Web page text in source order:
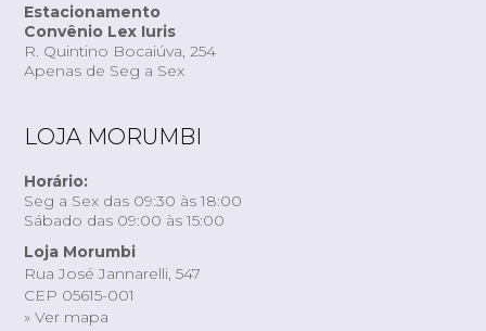
Estacionamento
Convênio Lex Iuris
R. Quintino Bocaiúva, 254
Apenas de Seg a Sex
LOJA MORUMBI
Horário:
Seg a Sex das 09:30 às 18:00
Sábado das 09:00 às 15:00
Loja Morumbi
Rua José Jannarelli, 547
CEP 05615-001
» Ver mapa